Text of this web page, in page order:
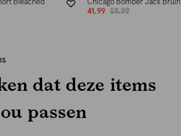
Bleached
Chicago Bomber Jack Bruin
41.99
59.99
dat deze items
passen